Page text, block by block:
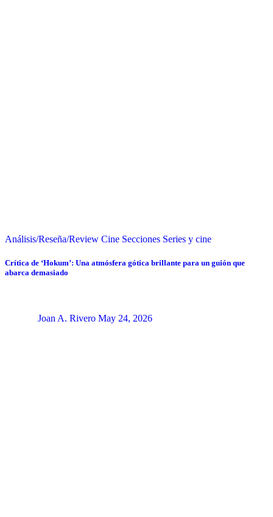
Análisis/Reseña/Review Cine Secciones Series y cine
Crítica de ‘Hokum’: Una atmósfera gótica brillante para un guión que
abarca demasiado
Joan A. Rivero May 24, 2026